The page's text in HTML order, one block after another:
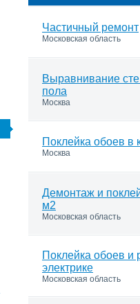
Частичный ремонт
Московская область
Выравнивание
пола
Москва
Поклейка обоев в
Москва
Демонтаж и
м2
Московская область
Поклейка обоев и
электрике
Московская область